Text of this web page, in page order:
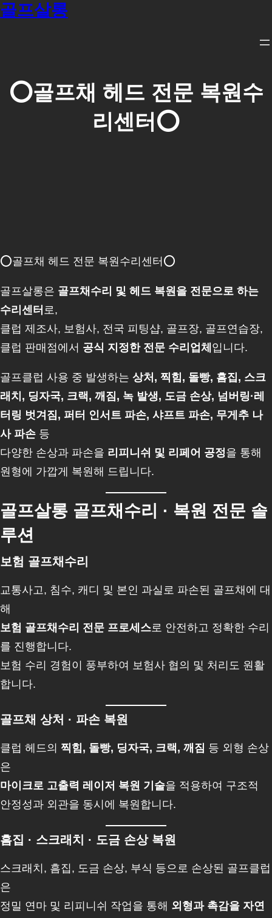
콘
골프살롱
⭕골프채 헤드 전문 복원수
리센터⭕
⭕골프채 헤드 전문 복원수리센터⭕
골프살롱은 골프채수리 및 헤드 복원을 전문으로 하는
수리센터 로,
클럽 제조사, 보험사, 전국 피팅샵, 골프장, 골프연습장,
클럽 판매점에서 공식 지정한 전문 수리업체 입니다.
골프클럽 사용 중 발생하는 상처, 찍힘, 돌빵, 흠집, 스크
래치, 딩자국, 크랙, 깨짐, 녹 발생, 도금 손상, 넘버링·레
터링 벗겨짐, 퍼터 인서트 파손, 샤프트 파손, 무게추 나
사 파손 등
다양한 손상과 파손을 리피니쉬 및 리페어 공정을 통해
원형에 가깝게 복원해 드립니다.
골프살롱 골프채수리 · 복원 전문 솔
루션
보험 골프채수리
교통사고, 침수, 캐디 및 본인 과실로 파손된 골프채에 대
해
보험 골프채수리 전문 프로세스로 안전하고 정확한 수리
를 진행합니다.
보험 수리 경험이 풍부하여 보험사 협의 및 처리도 원활
합니다.
골프채 상처 · 파손 복원
클럽 헤드의 찍힘, 돌빵, 딩자국, 크랙, 깨짐 등 외형 손상
은
마이크로 고출력 레이저 복원 기술을 적용하여 구조적
안정성과 외관을 동시에 복원합니다.
흠집 · 스크래치 · 도금 손상 복원
스크래치, 흠집, 도금 손상, 부식 등으로 손상된 골프클럽
은
정밀 연마 및 리피니쉬 작업을 통해 외형과 촉감을 자연